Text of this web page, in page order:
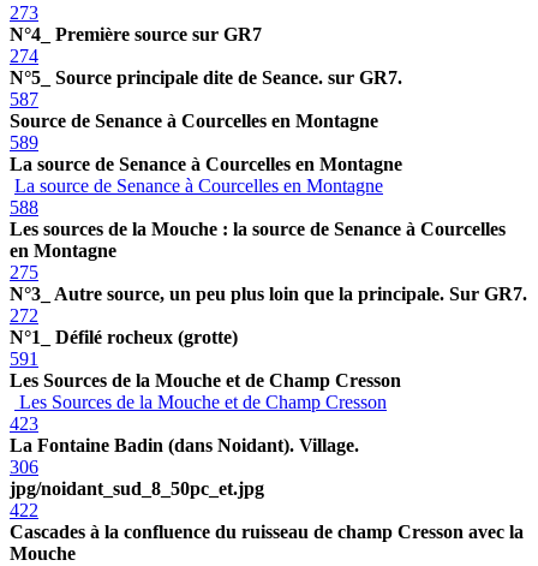
273
N°4_ Première source sur GR7
274
N°5_ Source principale dite de Seance. sur GR7.
587
Source de Senance à Courcelles en Montagne
589
La source de Senance à Courcelles en Montagne
La source de Senance à Courcelles en Montagne
588
Les sources de la Mouche : la source de Senance à Courcelles
en Montagne
275
N°3_ Autre source, un peu plus loin que la principale. Sur GR7.
272
N°1_ Défilé rocheux (grotte)
591
Les Sources de la Mouche et de Champ Cresson
Les Sources de la Mouche et de Champ Cresson
423
La Fontaine Badin (dans Noidant). Village.
306
jpg/noidant_sud_8_50pc_et.jpg
422
Cascades à la confluence du ruisseau de champ Cresson avec la
Mouche